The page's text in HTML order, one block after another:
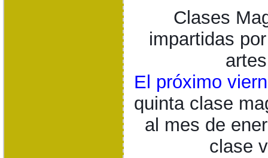
Clases
impartidas
El próximo
quinta clase
al mes de
clase